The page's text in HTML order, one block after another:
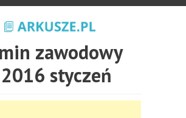
zawodowy
styczeń